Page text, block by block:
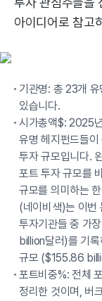
아이디어로 참고
기관명: 총 23개
있습니다.
시가총액$: 2025
유명 헤지펀드들
투자 규모입니다.
포트 투자 규모를
규모를 의미하는
(네이비색)는 이번
투자기관들 중 가
billion달러)를 기
규모 ($155.86
포트비중%: 전체
정리한 것이며, 버